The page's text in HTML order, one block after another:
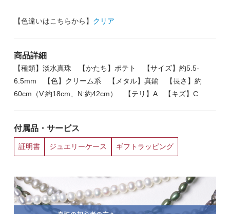
【色違いはこちらから】 クリア
商品詳細
【種類】淡水真珠 【かたち】ポテト 【サイズ】約5.5-
6.5mm 【色】クリーム系 【メタル】真鍮 【長さ】約
60cm（V:約18cm、N:約42cm） 【テリ】A 【キズ】C
付属品・サービス
証明書 ジュエリーケース ギフトラッピング